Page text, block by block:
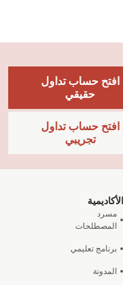
افتح حساب تداول
حقيقي
افتح حساب تداول
تجريبي
الأكاديمية
مسرد
المصطلحات
برنامج تعليمي
المدونة